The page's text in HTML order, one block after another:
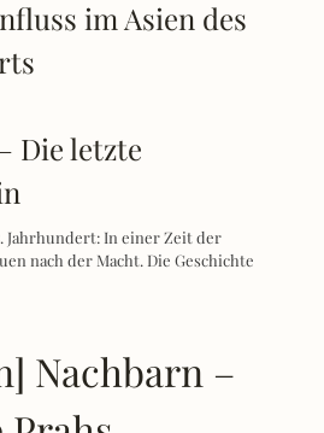
im Asien des
Jahrhundert: In einer Zeit der
nach der Macht. Die Geschichte
Nachbarn –